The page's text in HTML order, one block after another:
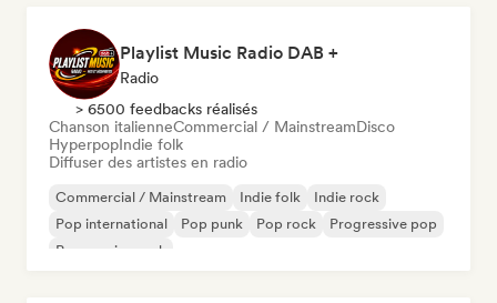
Playlist Music Radio DAB +
Radio
> 6500 feedbacks réalisés
Chanson italienneCommercial / MainstreamDisco
HyperpopIndie folk
Diffuser des artistes en radio
Commercial / Mainstream Indie folk
Indie rock
Pop international
Pop punk Pop rock
Progressive pop
Progressive rock